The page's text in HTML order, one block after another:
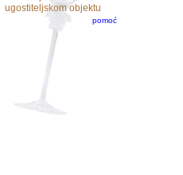
ugostiteljskom objektu
pomoć